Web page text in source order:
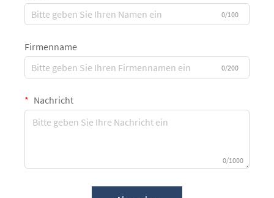
0/100
Firmenname
0/200
Nachricht
0/1000